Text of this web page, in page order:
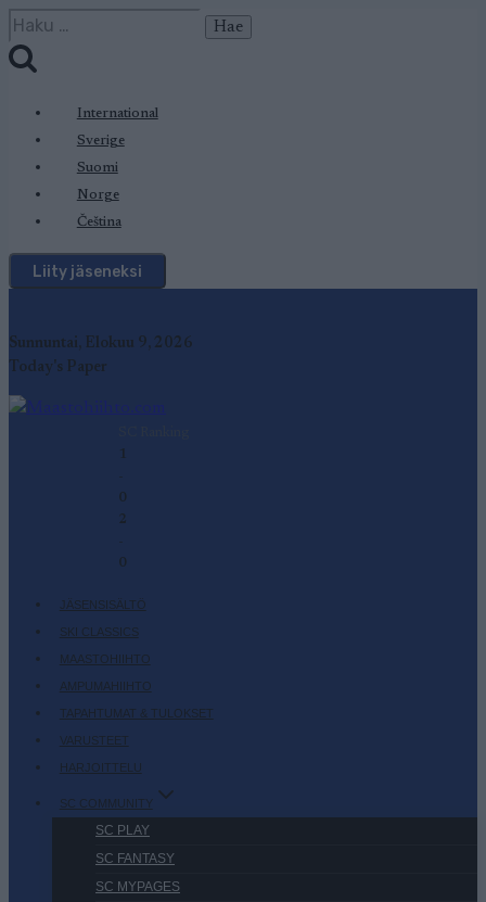
Siirry
sisältöön
Haku:
International
Sverige
Suomi
Norge
Čeština
Liity jäseneksi
Sunnuntai, Elokuu 9, 2026
Today's Paper
1
-
0
2
-
0
JÄSENSISÄLTÖ
SKI CLASSICS
MAASTOHIIHTO
AMPUMAHIIHTO
TAPAHTUMAT & TULOKSET
VARUSTEET
HARJOITTELU
SC COMMUNITY
SC PLAY
SC FANTASY
SC MYPAGES